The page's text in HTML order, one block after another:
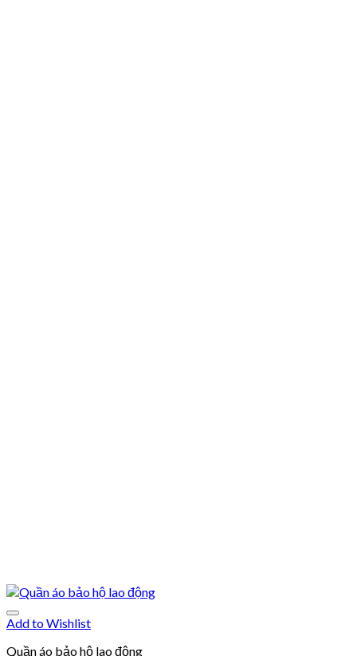
Add to Wishlist
Quần áo bảo hộ lao động